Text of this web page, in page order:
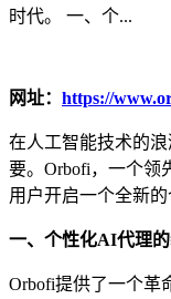
时代。 一、个...
网址： https://
在人工智能技术的
要。Orbofi，一个领
用户开启一个全新的
一、个性化AI代理
Orbofi提供了一个革